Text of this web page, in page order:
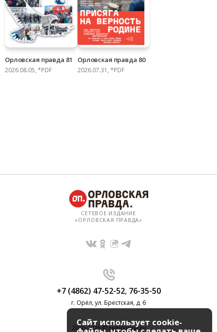
Орловская правда 81
2026.08.05, *PDF
Орловская правда 80
2026.07.31, *PDF
СЕТЕВОЕ ИЗДАНИЕ
«ОРЛОВСКАЯ ПРАВДА»
+7 (4862) 47-52-52, 76-35-50
г. Орёл, ул. Брестская, д. 6
2010-2026 © regionorel.ru
Сайт использует cookie-